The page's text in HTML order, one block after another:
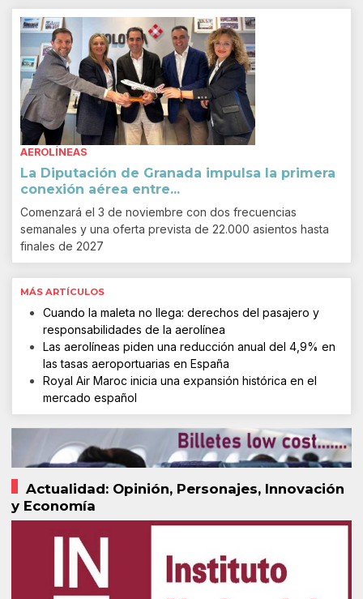
AEROLÍNEAS
La Diputación de Granada impulsa la primera
conexión aérea entre...
Comenzará el 3 de noviembre con dos frecuencias
semanales y una oferta prevista de 22.000 asientos hasta
finales de 2027
MÁS ARTÍCULOS
Cuando la maleta no llega: derechos del pasajero y
responsabilidades de la aerolínea
Las aerolíneas piden una reducción anual del 4,9% en
las tasas aeroportuarias en España
Royal Air Maroc inicia una expansión histórica en el
mercado español
Actualidad: Opinión, Personajes, Innovación
y Economía